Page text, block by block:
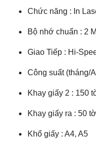
Chức năng : In
Bộ nhớ chuẩn : 2
Giao Tiếp : Hi-
Công suất (tháng/
Khay giấy 2 : 150
Khay giấy ra : 50 tờ
Khổ giấy : A4, A5